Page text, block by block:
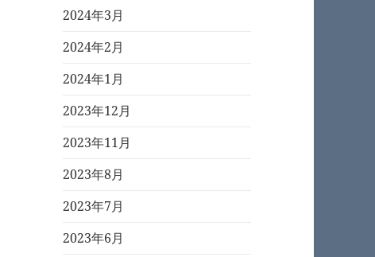
2024年3月
2024年2月
2024年1月
2023年12月
2023年11月
2023年8月
2023年7月
2023年6月